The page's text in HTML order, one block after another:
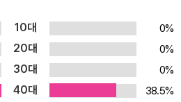
들려준다. 그러려면 자신의 정신세계
지만 우리는 자기 자신에 대해 너무 무
다뤄야 할지도 모른다. 그러면서 다
안간힘을 쓴다. 자신이 다른 사람과
먼저 자신의 감정과 의지, 이성을 다스
10대
0%
20대
0%
30대
0%
40대
38.5%